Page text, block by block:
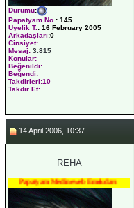
Durumu:
Papatyam No : 145
Üyelik T.: 16 February 2005
Arkadaşları:0
Cinsiyet:
Mesaj: 3.815
Konular:
Beğenildi:
Beğendi:
Takdirleri:10
Takdir Et:
14 April 2006, 10:37
REHA
Papatyam Medineweb Emekdarı